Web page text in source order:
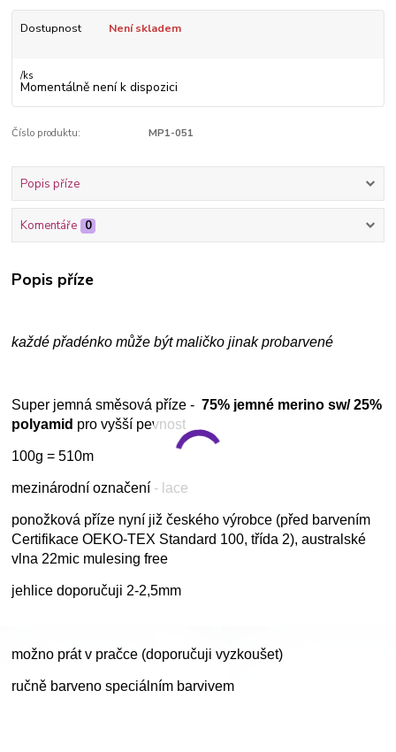
Dostupnost Není skladem
/ks
Momentálně není k dispozici
Číslo produktu: MP1-051
Popis příze
Komentáře 0
Popis příze
každé přadénko může být maličko jinak probarvené
Super jemná směsová příze -75% jemné merino sw/ 25%
polyamid pro vyšší pevnost
100g = 510m
mezinárodní označení - lace
ponožková příze nyní již českého výrobce (před barvením
Certifikace OEKO-TEX Standard 100, třída 2), australské
vlna 22mic mulesing free
jehlice doporučuji 2-2,5mm
možno prát v pračce (doporučuji vyzkoušet)
ručně barveno speciálním barvivem